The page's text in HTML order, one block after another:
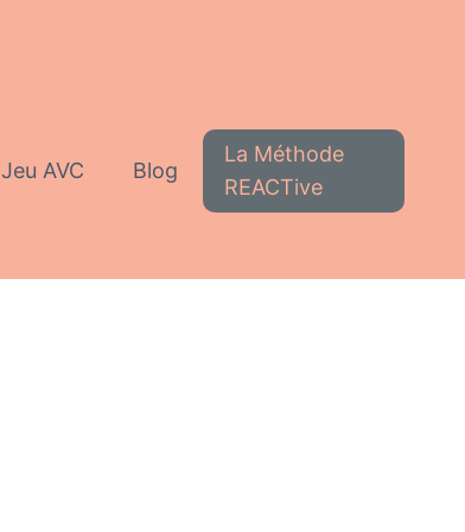
Jeu AVC Blog
La Méthode
REACTive